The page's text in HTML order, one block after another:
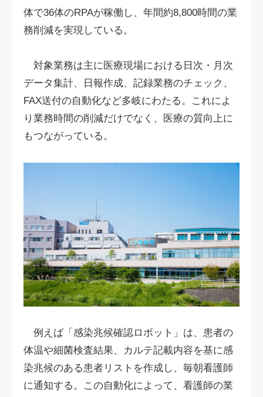
体で36体のRPAが稼働し、年間約8,800時間の業
務削減を実現している。
対象業務は主に医療現場における日次・月次
データ集計、日報作成、記録業務のチェック、
FAX送付の自動化など多岐にわたる。これによ
り業務時間の削減だけでなく、医療の質向上に
もつながっている。
例えば「感染兆候確認ロボット」は、患者の
体温や細菌検査結果、カルテ記載内容を基に感
染兆候のある患者リストを作成し、毎朝看護師
に通知する。この自動化によって、看護師の業